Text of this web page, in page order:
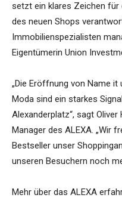
setzt ein klares Zeichen für
des neuen Shops
Immobilienspezialisten
Eigentümerin Union
„Die Eröffnung von Name
Moda sind ein starkes
Alexanderplatz“, sagt
Manager des ALEXA. „Wir
Bestseller unser
unseren Besuchern noch
Mehr über das ALEXA